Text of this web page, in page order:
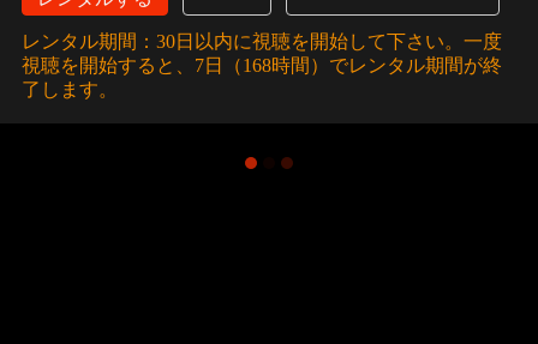
レンタル期間：30日以内に視聴を開始して下さい。一度
視聴を開始すると、7日（168時間）でレンタル期間が終
了します。